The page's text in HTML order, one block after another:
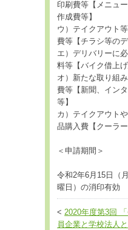
印刷費等【メニュ
作成費等】
ウ）テイクアウト
費等【チラシ等の
エ）デリバリーに
料等【バイク借上げ
オ）新たな取り組
費等【新聞、イン
等】
カ）テイクアウト
品購入費【クーラ
＜申請期間＞
令和2年6月15日（
曜日）の消印有効
<2020年度第3回
員企業と学校法人と